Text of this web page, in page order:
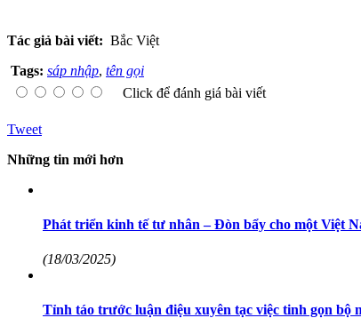
Tác giả bài viết: ​​​​​​​ Bắc Việt
Tags: sáp nhập, tên gọi
Click để đánh giá bài viết
Tweet
Những tin mới hơn
Phát triển kinh tế tư nhân – Đòn bẩy cho một Việt
(18/03/2025)
Tỉnh táo trước luận điệu xuyên tạc việc tinh gọn bộ